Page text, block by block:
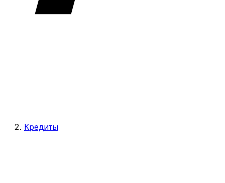
Кредиты